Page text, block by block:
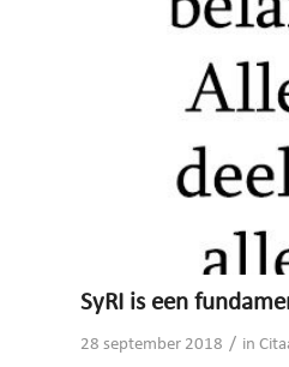
SyRI is een
28 september 2018 / in